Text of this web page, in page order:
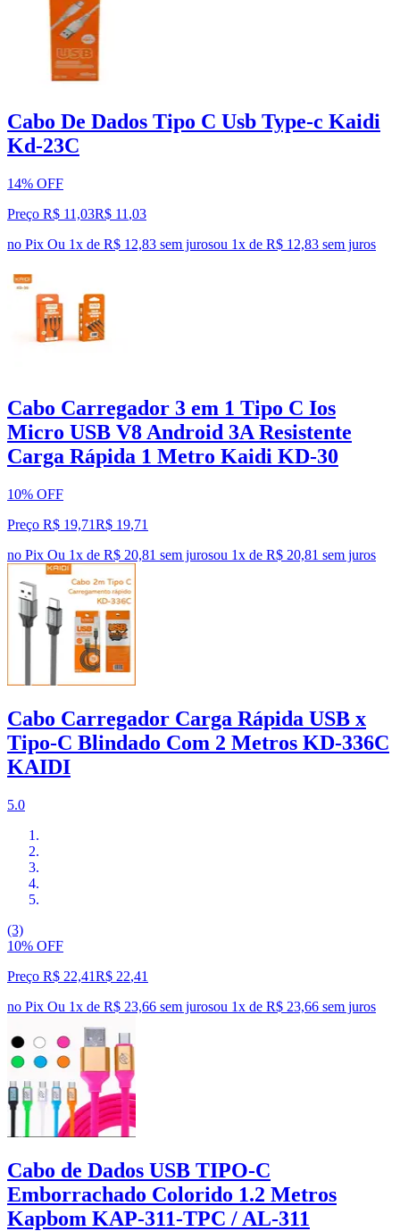
Cabo De Dados Tipo C Usb Type-c Kaidi
Kd-23C
14% OFF
Preço R$ 11,03R$ 11 ,03
no Pix Ou 1x de R$ 12,83 sem jurosou 1x de R$ 12,83 sem juros
Cabo Carregador 3 em 1 Tipo C Ios
Micro USB V8 Android 3A Resistente
Carga Rápida 1 Metro Kaidi KD-30
10% OFF
Preço R$ 19,71R$ 19,71
no Pix Ou 1x de R$ 20,81 sem jurosou 1x de R$ 20,81 sem juros
Cabo Carregador Carga Rápida USB x
Tipo-C Blindado Com 2 Metros KD-336C
KAIDI
5.0
(3)
10% OFF
Preço R$ 22,41R$ 22,41
no Pix Ou 1x de R$ 23,66 sem jurosou 1x de R$ 23,66 sem juros
Cabo de Dados USB TIPO-C
Emborrachado Colorido 1.2 Metros
Kapbom KAP-311-TPC / AL-311